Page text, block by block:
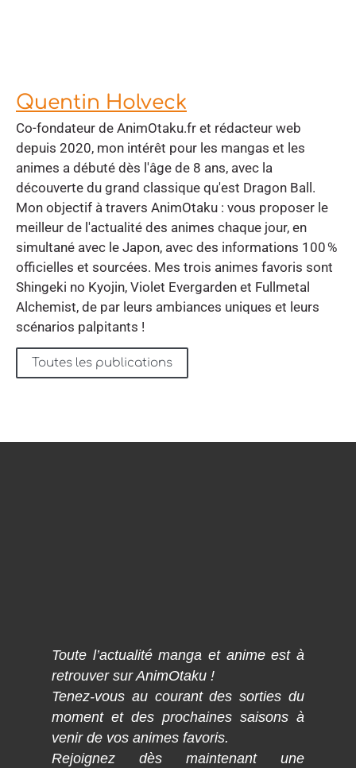
Quentin Holveck
Co-fondateur de AnimOtaku.fr et rédacteur web
depuis 2020, mon intérêt pour les mangas et les
animes a débuté dès l'âge de 8 ans, avec la
découverte du grand classique qu'est Dragon Ball.
Mon objectif à travers AnimOtaku : vous proposer le
meilleur de l'actualité des animes chaque jour, en
simultané avec le Japon, avec des informations 100 %
officielles et sourcées. Mes trois animes favoris sont
Shingeki no Kyojin, Violet Evergarden et Fullmetal
Alchemist, de par leurs ambiances uniques et leurs
scénarios palpitants !
Toutes les publications
Toute l’actualité manga et anime est à
retrouver sur AnimOtaku !
Tenez-vous au courant des sorties du
moment et des prochaines saisons à
venir de vos animes favoris.
Rejoignez dès maintenant une